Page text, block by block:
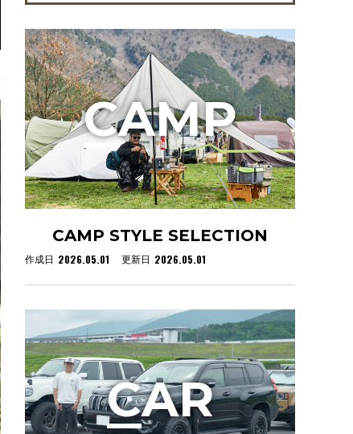
CAMP STYLE SELECTION
作成日 2026.05.01 更新日 2026.05.01
CAMP
CAR